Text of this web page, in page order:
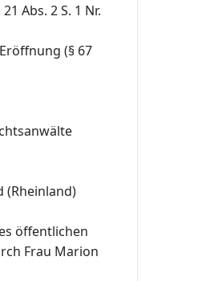
Abs. 2 S. 1 Nr.
(§ 67
(Rheinland)
öffentlichen
Frau Marion